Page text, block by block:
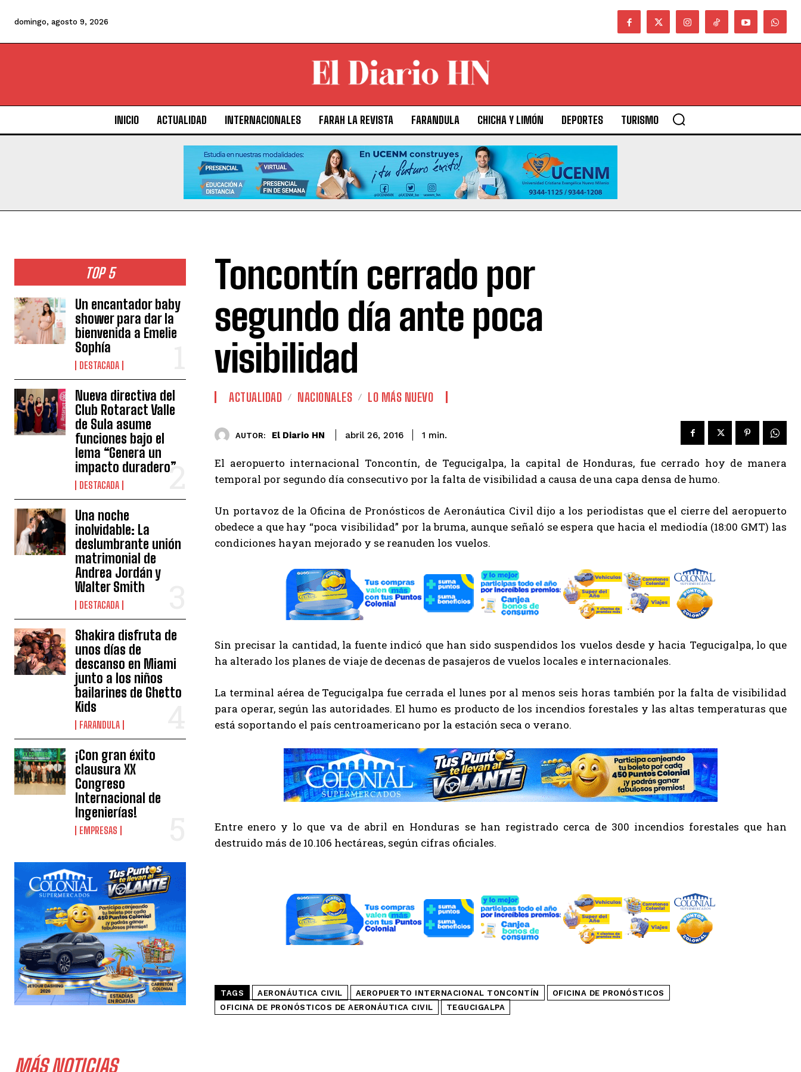
domingo, agosto 9, 2026
INICIO ACTUALIDAD INTERNACIONALES FARAH LA REVISTA FARANDULA CHICHA Y LIMÓN DEPORTES TURISMO
TOP 5
Un encantador baby
shower para dar la
bienvenida a Emelie
Sophía
DESTACADA
Nueva directiva del
Club Rotaract Valle
de Sula asume
funciones bajo el
lema “Genera un
impacto duradero”
DESTACADA
Una noche
inolvidable: La
deslumbrante unión
matrimonial de
Andrea Jordán y
Walter Smith
DESTACADA
Shakira disfruta de
unos días de
descanso en Miami
junto a los niños
bailarines de Ghetto
Kids
FARANDULA
¡Con gran éxito
clausura XX
Congreso
Internacional de
Ingenierías!
EMPRESAS
MÁS NOTICIAS
Toncontín cerrado por
segundo día ante poca
visibilidad
ACTUALIDAD NACIONALES LO MÁS NUEVO
AUTOR: El Diario HN abril 26, 2016 1 min.
El aeropuerto internacional Toncontín, de Tegucigalpa, la capital de Honduras, fue cerrado hoy de manera
temporal por segundo día consecutivo por la falta de visibilidad a causa de una capa densa de humo.
Un portavoz de la Oficina de Pronósticos de Aeronáutica Civil dijo a los periodistas que el cierre del aeropuerto
obedece a que hay “poca visibilidad” por la bruma, aunque señaló se espera que hacia el mediodía (18:00 GMT) las
condiciones hayan mejorado y se reanuden los vuelos.
Sin precisar la cantidad, la fuente indicó que han sido suspendidos los vuelos desde y hacia Tegucigalpa, lo que
ha alterado los planes de viaje de decenas de pasajeros de vuelos locales e internacionales.
La terminal aérea de Tegucigalpa fue cerrada el lunes por al menos seis horas también por la falta de visibilidad
para operar, según las autoridades. El humo es producto de los incendios forestales y las altas temperaturas que
está soportando el país centroamericano por la estación seca o verano.
Entre enero y lo que va de abril en Honduras se han registrado cerca de 300 incendios forestales que han
destruido más de 10.106 hectáreas, según cifras oficiales.
TAGS AERONÁUTICA CIVIL AEROPUERTO INTERNACIONAL TONCONTÍN
OFICINA DE PRONÓSTICOS
OFICINA DE PRONÓSTICOS DE AERONÁUTICA CIVIL
TEGUCIGALPA